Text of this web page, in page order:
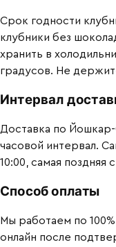
Срок годности
клубники без
хранить в
градусов. Не
Интервал
Доставка по
часовой интервал.
10:00, самая поздняя
Способ оплаты
Мы работаем по
онлайн после